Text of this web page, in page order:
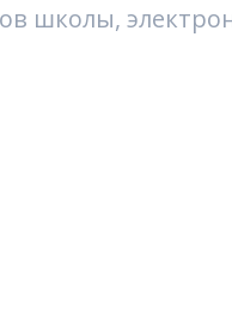
школы,